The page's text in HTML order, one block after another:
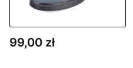
Cena
99,00 zł